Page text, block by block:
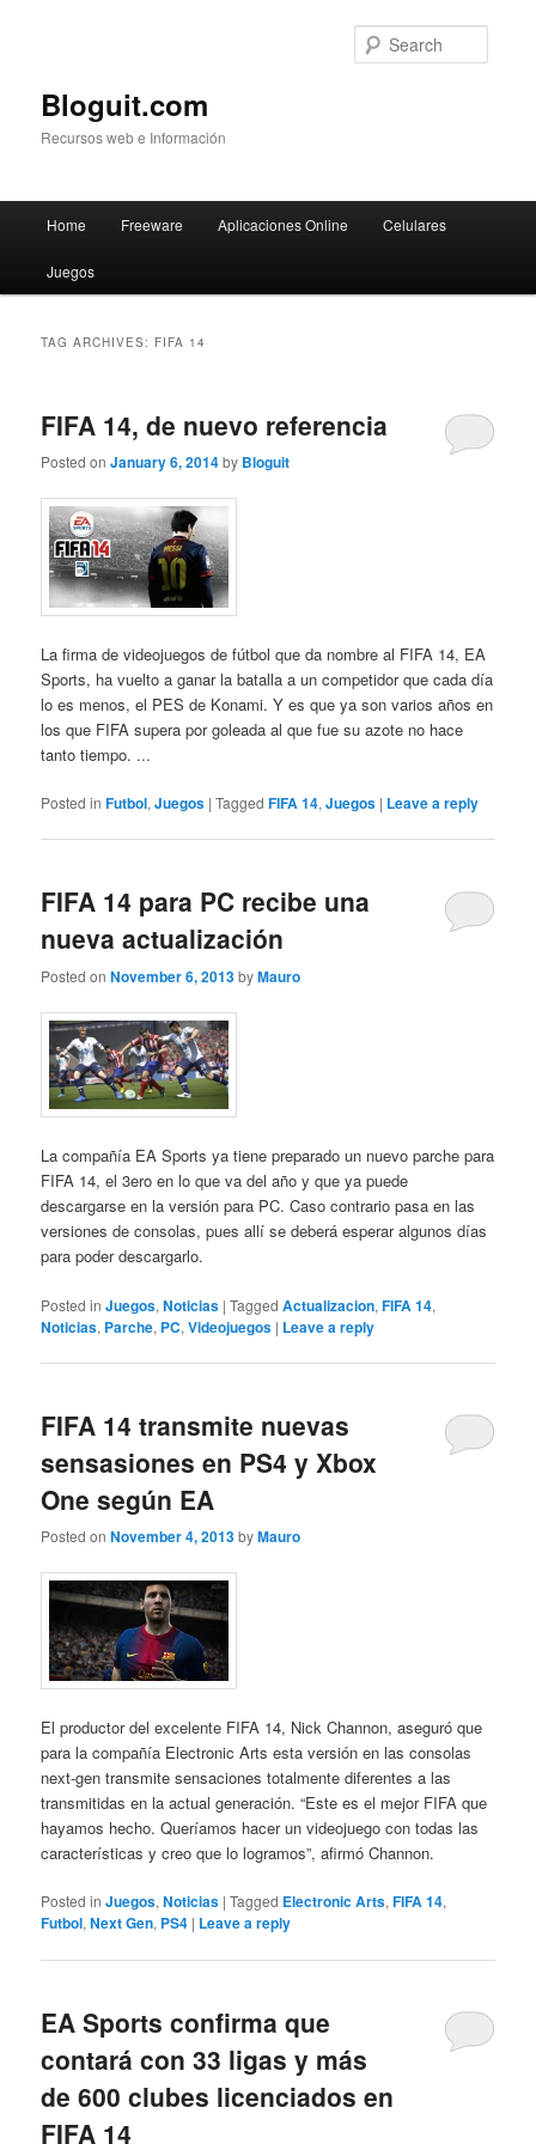
Bloguit.com
Recursos web e Información
Skip
to
Skip
to
Home Freeware Aplicaciones Online Celulares
Juegos
TAG ARCHIVES: FIFA 14
FIFA 14, de nuevo referencia
Posted onJanuary 6, 2014by Bloguit
La firma de videojuegos de fútbol que da nombre al FIFA 14, EA
Sports, ha vuelto a ganar la batalla a un competidor que cada día
lo es menos, el PES de Konami. Y es que ya son varios años en
los que FIFA supera por goleada al que fue su azote no hace
tanto tiempo. ...
Posted in Futbol,Juegos |Tagged FIFA 14,Juegos | Leave a reply
FIFA 14 para PC recibe una
nueva actualización
Posted onNovember 6, 2013byMauro
La compañía EA Sports ya tiene preparado un nuevo parche para
FIFA 14, el 3ero en lo que va del año y que ya puede
descargarse en la versión para PC. Caso contrario pasa en las
versiones de consolas, pues allí se deberá esperar algunos días
para poder descargarlo.
Posted in Juegos,Noticias |Tagged Actualizacion,FIFA 14,
Noticias, Parche, PC,Videojuegos | Leave a reply
FIFA 14 transmite nuevas
sensasiones en PS4 y Xbox
One según EA
Posted onNovember 4, 2013byMauro
El productor del excelente FIFA 14, Nick Channon, aseguró que
para la compañía Electronic Arts esta versión en las consolas
next-gen transmite sensaciones totalmente diferentes a las
transmitidas en la actual generación. “Este es el mejor FIFA que
hayamos hecho. Queríamos hacer un videojuego con todas las
características y creo que lo logramos”, afirmó Channon.
Posted in Juegos,Noticias |Tagged Electronic Arts,FIFA 14,
Futbol,Next Gen, PS4 | Leave a reply
EA Sports confirma que
contará con 33 ligas y más
de 600 clubes licenciados en
FIFA 14